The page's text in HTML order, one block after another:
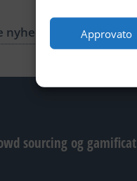
Approvato
sourcing og